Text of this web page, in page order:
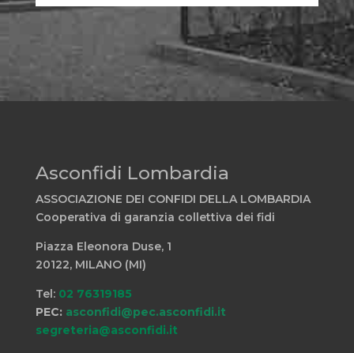
Asconfidi Lombardia
ASSOCIAZIONE DEI CONFIDI DELLA LOMBARDIA
Cooperativa di garanzia collettiva dei fidi
Piazza Eleonora Duse, 1
20122, MILANO (MI)
Tel: 02 76319185
PEC: asconfidi@pec.asconfidi.it
segreteria@asconfidi.it